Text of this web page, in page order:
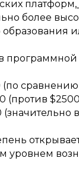
платформ,
более
сравнению
уровнем